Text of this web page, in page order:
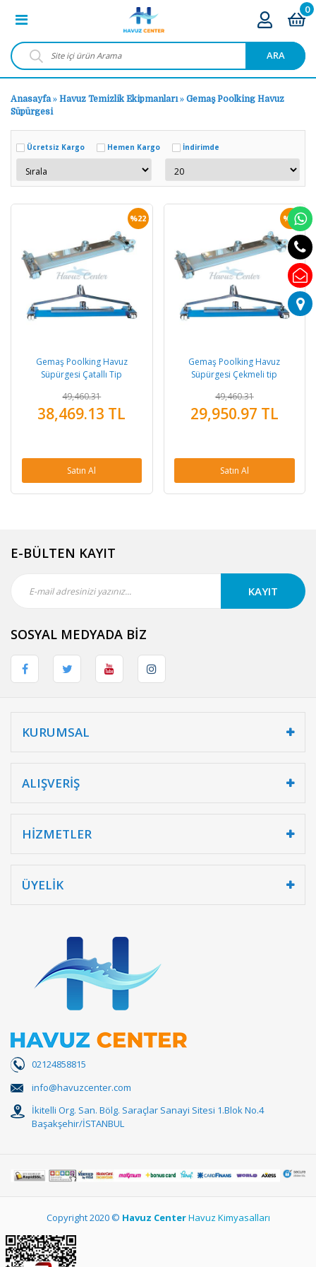
ARA
0
Anasayfa» Havuz Temizlik Ekipmanları» Gemaş Poolking Havuz
Süpürgesi
Ücretsiz Kargo Hemen Kargo İndirimde
%22
Gemaş Poolking Havuz
Süpürgesi Çatallı Tip
49,460.31
38,469.13 TL
Satın Al
%39
Gemaş Poolking Havuz
Süpürgesi Çekmeli tip
49,460.31
29,950.97 TL
Satın Al
E-BÜLTEN KAYIT
KAYIT
SOSYAL MEDYADA BİZ
KURUMSAL
ALIŞVERİŞ
HİZMETLER
ÜYELİK
02124858815
info@havuzcenter.com
İkitelli Org. San. Bölg. Saraçlar Sanayi Sitesi 1.Blok No.4
Başakşehir/İSTANBUL
Copyright 2020 © Havuz CenterHavuz Kimyasalları